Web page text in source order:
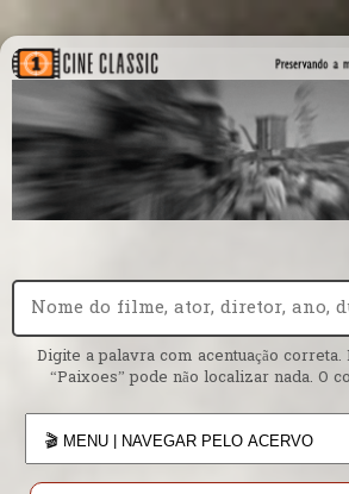
Digite a palavra com acentuação
“Paixoes” pode não localizar nada. O